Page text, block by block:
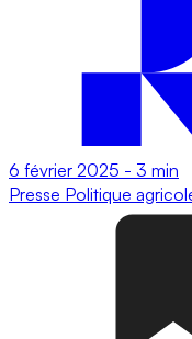
6 février 2025 - 3 min
Presse Politique